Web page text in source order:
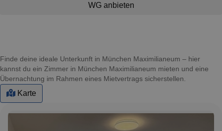
WG anbieten
Finde deine ideale Unterkunft in München Maximilianeum – hier
kannst du ein Zimmer in München Maximilianeum mieten und eine
Übernachtung im Rahmen eines Mietvertrags sicherstellen.
Karte